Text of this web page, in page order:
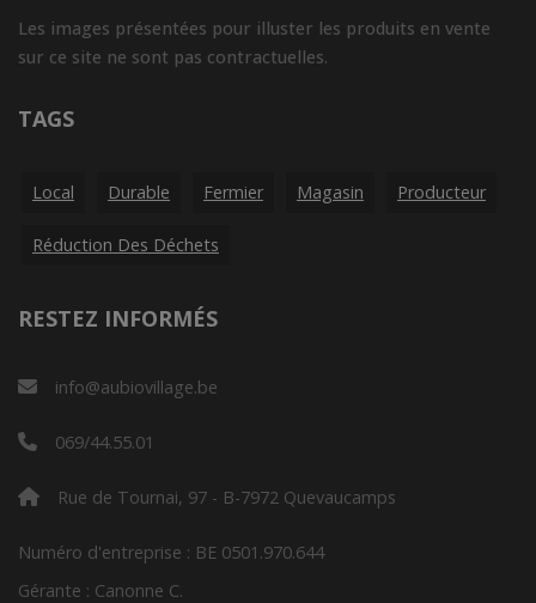
Les images présentées pour illuster les produits en vente
sur ce site ne sont pas contractuelles.
TAGS
Local Durable Fermier Magasin Producteur
Réduction Des Déchets
RESTEZ INFORMÉS
info@aubiovillage.be
069/44.55.01
Rue de Tournai, 97 - B-7972 Quevaucamps
Numéro d'entreprise : BE 0501.970.644
Gérante : Canonne C.